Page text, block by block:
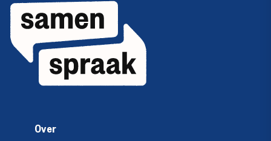
Over